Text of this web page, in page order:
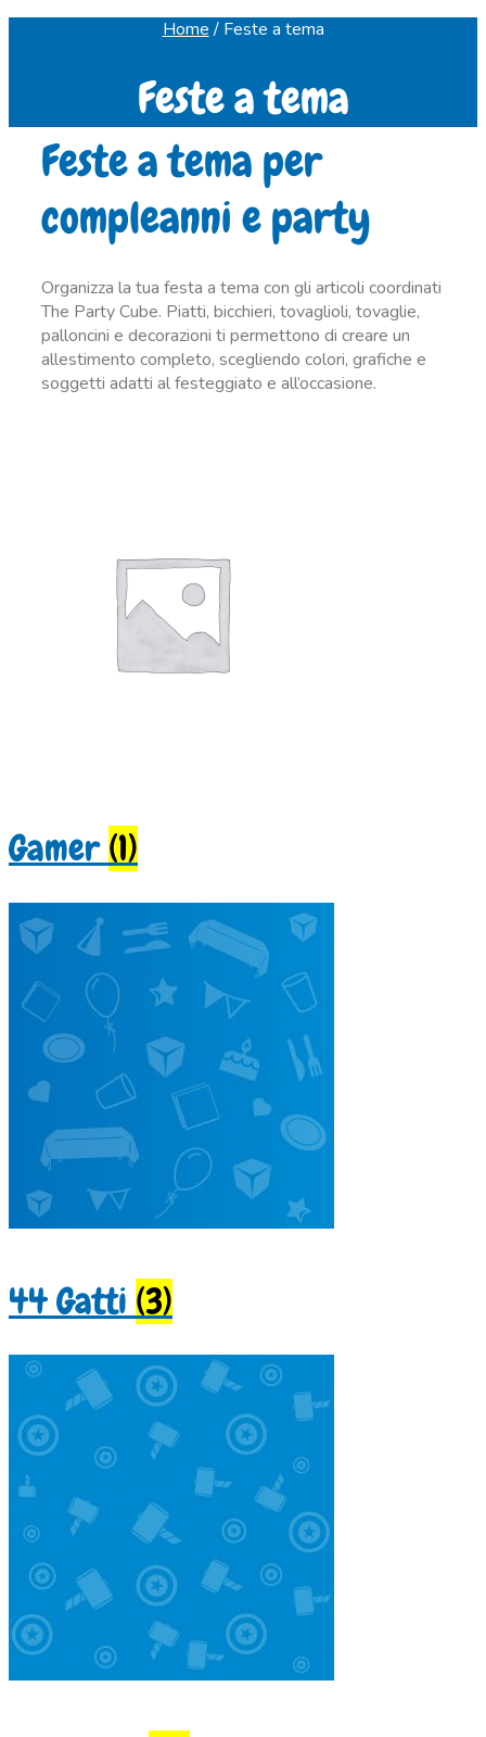
Home /Feste a tema
Feste a tema
Feste a tema per
compleanni e party
Organizza la tua festa a tema con gli articoli coordinati
The Party Cube. Piatti, bicchieri, tovaglioli, tovaglie,
palloncini e decorazioni ti permettono di creare un
allestimento completo, scegliendo colori, grafiche e
soggetti adatti al festeggiato e all’occasione.
Gamer(1)
44 Gatti (3)